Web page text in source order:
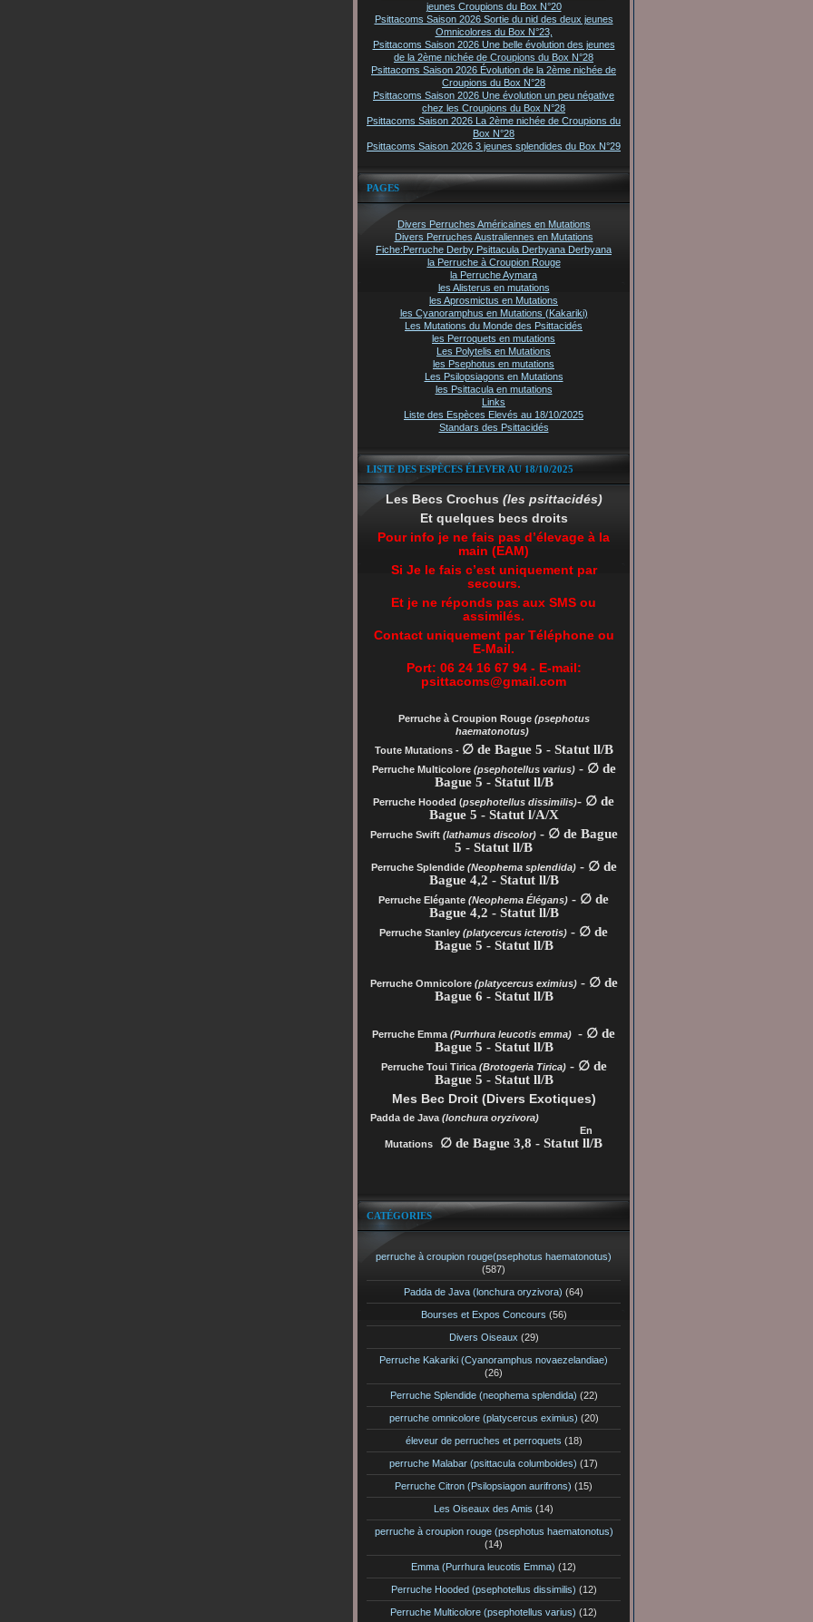
jeunes Croupions du Box N°20
Psittacoms Saison 2026 Sortie du nid des deux jeunes
Omnicolores du Box N°23,
Psittacoms Saison 2026 Une belle évolution des jeunes
de la 2ème nichée de Croupions du Box N°28
Psittacoms Saison 2026 Évolution de la 2ème nichée de
Croupions du Box N°28
Psittacoms Saison 2026 Une évolution un peu négative
chez les Croupions du Box N°28
Psittacoms Saison 2026 La 2ème nichée de Croupions du
Box N°28
Psittacoms Saison 2026 3 jeunes splendides du Box N°29
PAGES
Divers Perruches Américaines en Mutations
Divers Perruches Australiennes en Mutations
Fiche:Perruche Derby Psittacula Derbyana Derbyana
la Perruche à Croupion Rouge
la Perruche Aymara
les Alisterus en mutations
les Aprosmictus en Mutations
les Cyanoramphus en Mutations (Kakariki)
Les Mutations du Monde des Psittacidés
les Perroquets en mutations
Les Polytelis en Mutations
les Psephotus en mutations
Les Psilopsiagons en Mutations
les Psittacula en mutations
Links
Liste des Espèces Elevés au 18/10/2025
Standars des Psittacidés
LISTE DES ESPÈCES ÉLEVER AU 18/10/2025
Les Becs Crochus (les psittacidés)
Et quelques becs droits
Pour info je ne fais pas d’élevage à la
main (EAM)
Si Je le fais c’est uniquement par
secours.
Et je ne réponds pas aux SMS ou
assimilés.
Contact uniquement par Téléphone ou
E-Mail.
Port: 06 24 16 67 94 - E-mail:
psittacoms@gmail.com
Perruche à Croupion Rouge(psephotus
haematonotus)
Toute Mutations - ∅ de Bague 5 - Statut ll/B
Perruche Multicolore (psephotellus varius)- ∅ de
Bague 5 - Statut ll/B
Perruche Hooded (psephotellus dissimilis)- ∅ de
Bague 5 - Statut l/A/X
Perruche Swift (lathamus discolor)- ∅ de Bague
5 - Statut ll/B
Perruche Splendide (Neophema splendida)- ∅ de
Bague 4,2 - Statut ll/B
Perruche Elégante (Neophema Élégans) - ∅ de
Bague 4,2 - Statut ll/B
Perruche Stanley (platycercus icterotis) - ∅ de
Bague 5 - Statut ll/B
Perruche Omnicolore (platycercus eximius)- ∅ de
Bague 6 - Statut ll/B
Perruche Emma (Purrhura leucotis emma) - ∅ de
Bague 5 - Statut ll/B
Perruche Toui Tirica (Brotogeria Tirica)- ∅ de
Bague 5 - Statut ll/B
Mes Bec Droit (Divers Exotiques)
Padda de Java(lonchura oryzivora)
En
Mutations
∅ de Bague 3,8 - Statut ll/B
CATÉGORIES
perruche à croupion rouge(psephotus haematonotus)
(587)
Padda de Java (lonchura oryzivora) (64)
Bourses et Expos Concours (56)
Divers Oiseaux (29)
Perruche Kakariki (Cyanoramphus novaezelandiae)
(26)
Perruche Splendide (neophema splendida) (22)
perruche omnicolore (platycercus eximius) (20)
éleveur de perruches et perroquets (18)
perruche Malabar (psittacula columboides) (17)
Perruche Citron (Psilopsiagon aurifrons) (15)
Les Oiseaux des Amis (14)
perruche à croupion rouge (psephotus haematonotus)
(14)
Emma (Purrhura leucotis Emma) (12)
Perruche Hooded (psephotellus dissimilis) (12)
Perruche Multicolore (psephotellus varius) (12)